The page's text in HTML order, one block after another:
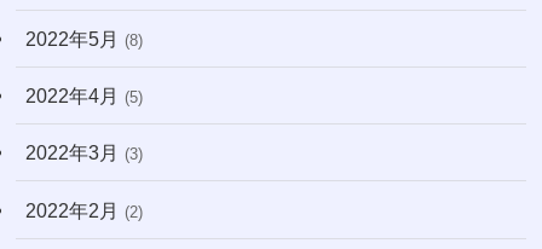
2022年5月 (8)
2022年4月 (5)
2022年3月 (3)
2022年2月 (2)